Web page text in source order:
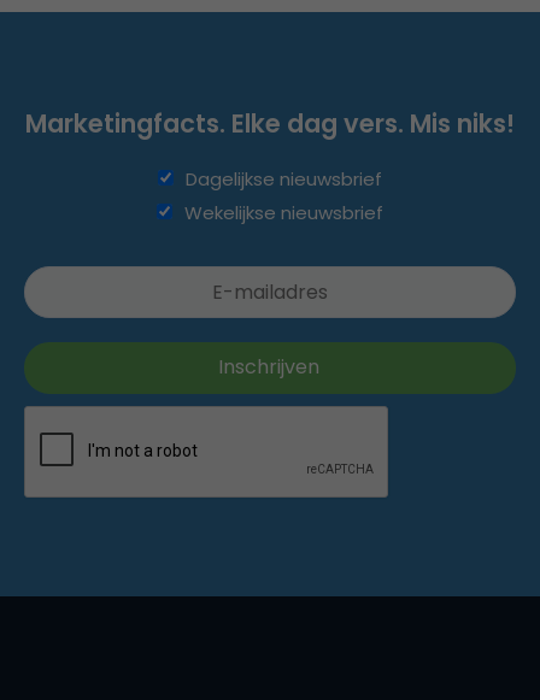
Marketingfacts. Elke dag vers. Mis niks!
Dagelijkse nieuwsbrief
Wekelijkse nieuwsbrief